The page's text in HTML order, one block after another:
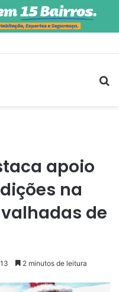
apoio
na
de
13 2 minutos de leitura